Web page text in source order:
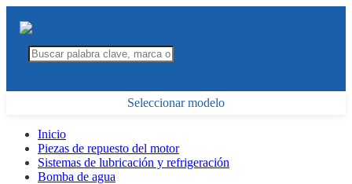
Seleccionar modelo
Inicio
Piezas de repuesto del motor
Sistemas de lubricación y refrigeración
Bomba de agua